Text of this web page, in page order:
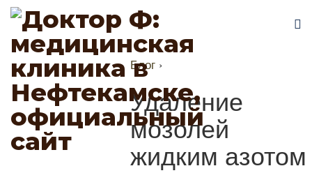
Блог ›
Удаление
мозолей
жидким азотом